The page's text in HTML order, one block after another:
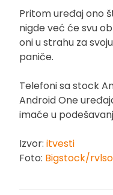
Pritom uređaj ono
nigde već će svu
oni u strahu za
paniče.
Telefoni sa stock
Android One
imaće u
Izvor: itvesti
Foto: Bigstock/